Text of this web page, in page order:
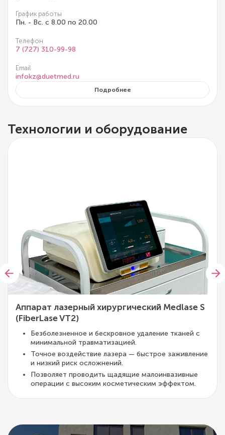
График работы
Пн. - Вс. с 8.00 по 20.00
Телефон
7 (727) 310-99-98
Email
infokz@duetmed.ru
Подробнее
Технологии и оборудование
Аппарат лазерный хирургический Medlase S
(FiberLase VT2)
Безболезненное и бескровное удаление тканей с
минимальной травматизацией.
Точное воздействие лазера — быстрое заживление
и низкий риск осложнений.
Позволяет проводить щадящие малоинвазивные
операции с высоким косметическим эффектом.